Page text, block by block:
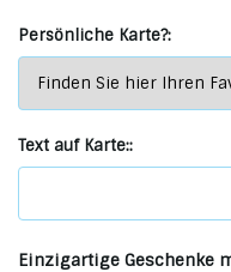
Persönliche Karte?:
Text auf Karte::
Einzigartige Geschenke